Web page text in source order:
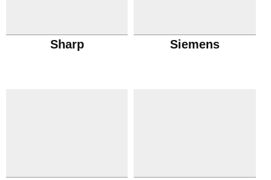
Sharp Siemens